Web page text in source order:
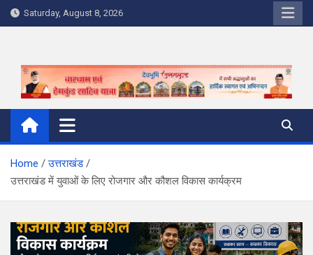
Skip
to
Saturday, August 8, 2026
Home
उत्तराखंड
उत्तराखंड में युवाओं के लिए रोजगार और कौशल विकास कार्यक्रम